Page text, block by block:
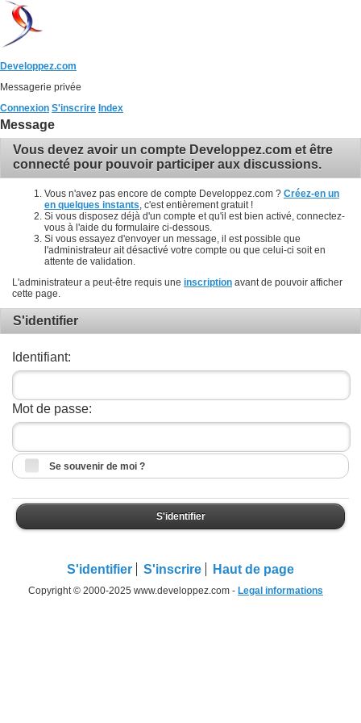
Developpez.com
Messagerie privée
Connexion S'inscrire Index
Message
Vous devez avoir un compte Developpez.com et être
connecté pour pouvoir participer aux discussions.
Vous n'avez pas encore de compte Developpez.com ? Créez-en un
en quelques instants , c'est entièrement gratuit !
Si vous disposez déjà d'un compte et qu'il est bien activé, connectez-
vous à l'aide du formulaire ci-dessous.
Si vous essayez d'envoyer un message, il est possible que
l'administrateur ait désactivé votre compte ou que celui-ci soit en
attente de validation.
L'administrateur a peut-être requis une inscription avant de pouvoir afficher
cette page.
S'identifier
Identifiant:
Mot de passe:
Se souvenir de moi ?
S'identifier
S'identifier S'inscrire Haut de page
Copyright © 2000-2025 www.developpez.com - Legal informations